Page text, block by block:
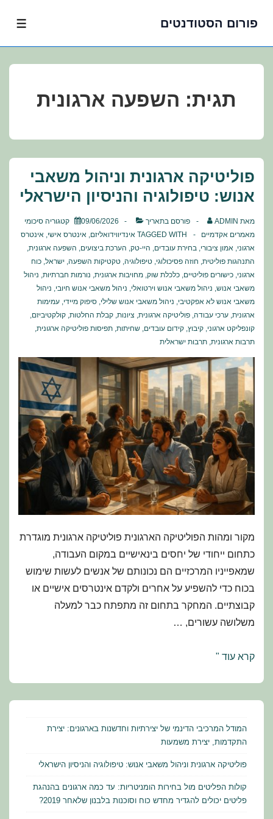
פורום הסטודנטים
תגית: השפעה ארגונית
פוליטיקה ארגונית וניהול משאבי
אנוש: טיפולוגיה והניסיון הישראלי
מאת ADMIN פורסם בתאריך 09/06/2026 קטגוריה סיכומי
מאמרים אקדמיים
TAGGED WITH אינדיווידואליזם, אינטרס אישי, אינטרס
ארגוני, אמון ציבורי, בחירת עובדים, היי-טק, הערכת ביצועים, השפעה ארגונית,
התנהגות פוליטית, חוזה פסיכולוגי, טיפולוגיה, טקטיקות השפעה, ישראל, כוח
ארגוני, כישורים פוליטיים, כלכלת שוק, מחויבות ארגונית, נורמות חברתיות, ניהול
משאבי אנוש, ניהול משאבי אנוש וירטואלי, ניהול משאבי אנוש חיובי, ניהול
משאבי אנוש לא אפקטיבי, ניהול משאבי אנוש שלילי, סיפוק מיידי, עמימות
ארגונית, ערכי עבודה, פוליטיקה ארגונית, ציונות, קבלת החלטות, קולקטיביזם,
קונפליקט ארגוני, קיבוץ, קידום עובדים, שחיתות, תפיסות פוליטיקה ארגונית,
תרבות ארגונית, תרבות ישראלית
מקור ומהות הפוליטיקה הארגונית פוליטיקה ארגונית מוגדרת
כתחום ייחודי של יחסים בינאישיים במקום העבודה,
שמאפייניו המרכזיים הם נכונותם של אנשים לעשות שימוש
בכוח כדי להשפיע על אחרים ולקדם אינטרסים אישיים או
קבוצתיים. המחקר בתחום זה מתפתח כבר למעלה
משלושה עשורים, …
פוליטיקה
אנוש:
טיפולוגיה
והניסיון
קרא עוד "
המודל המרכיבי הדינמי של יצירתיות וחדשנות בארגונים: יצירת
התקדמות, יצירת משמעות
פוליטיקה ארגונית וניהול משאבי אנוש: טיפולוגיה והניסיון הישראלי
קולות הפליטים מול בחירות הומניטריות: עד כמה ארגונים בהנהגת
פליטים יכולים להגדיר מחדש כוח וסוכנות בלבנון שלאחר 2019?